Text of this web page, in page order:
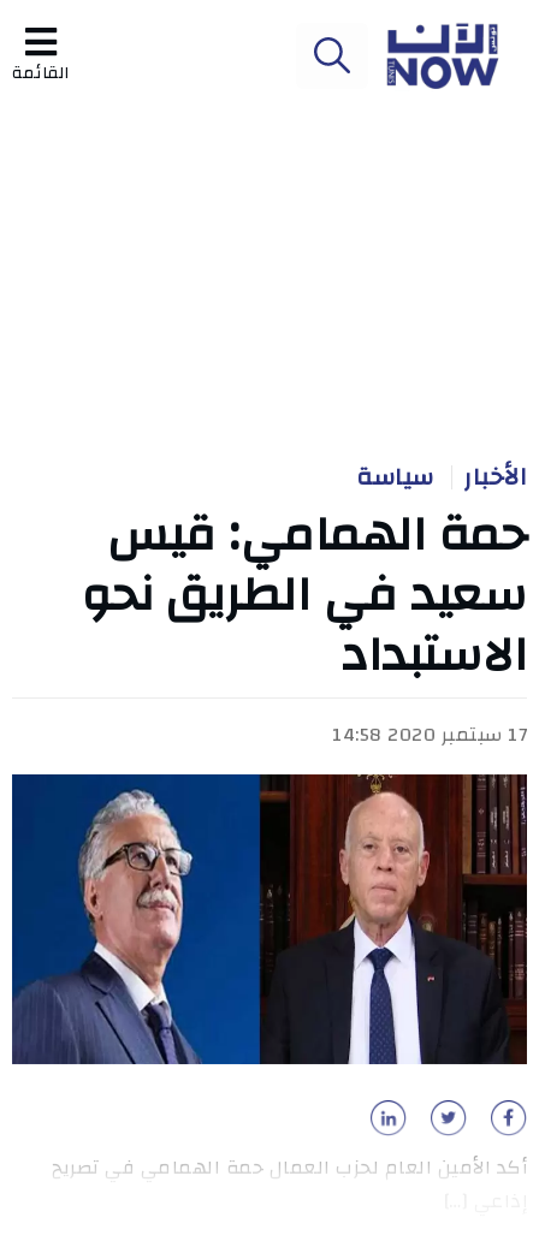
القائمة
الأخبار سياسة
حمة الهمامي: قيس
سعيد في الطريق نحو
الاستبداد
17 سبتمبر 2020 14:58
أكد الأمين العام لحزب العمال حمة الهمامي في تصريح